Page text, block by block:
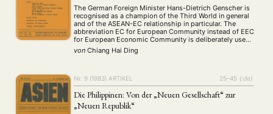
The German Foreign Minister Hans-Dietrich Genscher is
recognised as a champion of the Third World in general
and of the ASEAN-EC relationship in particular. The
abbreviation EC for European Community instead of EEC
for European Economic Community is deliberately used.
First, the ASEAN-EC relationship has gone far beyond
the purely economic. There is a very …
von Chiang Hai Ding
Nr. 9 (1983) ARTIKEL 25–45 {:de}
Die Philippinen: Von der „Neuen Gesellschaft“ zur
„Neuen Republik“